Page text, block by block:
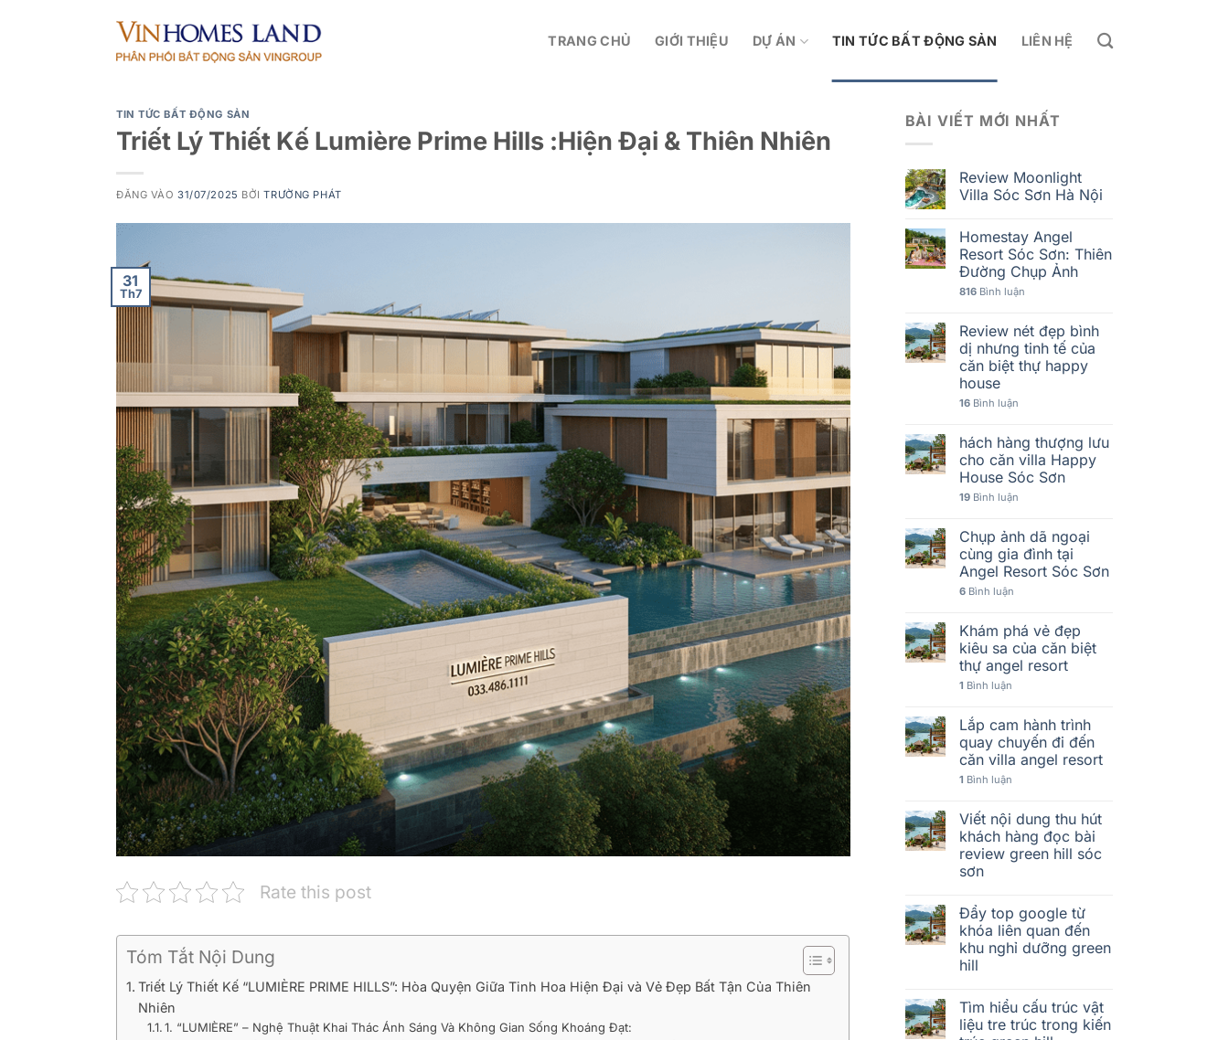
TRANG CHỦ GIỚI THIỆU DỰ ÁN TIN TỨC BẤT ĐỘNG SẢN LIÊN HỆ
TIN TỨC BẤT ĐỘNG SẢN
Triết Lý Thiết Kế Lumière Prime Hills :Hiện Đại & Thiên Nhiên
ĐĂNG VÀO31/07/2025 BỞITRƯỜNG PHÁT
31
Th7
Rate this post
Tóm Tắt Nội Dung
Triết Lý Thiết Kế “LUMIÈRE PRIME HILLS”: Hòa Quyện Giữa Tinh Hoa Hiện Đại và Vẻ Đẹp Bất Tận Của Thiên
Nhiên
1. “LUMIÈRE” – Nghệ Thuật Khai Thác Ánh Sáng Và Không Gian Sống Khoáng Đạt:
BÀI VIẾT MỚI NHẤT
Review Moonlight
Villa Sóc Sơn Hà Nội
Homestay Angel
Resort Sóc Sơn: Thiên
Đường Chụp Ảnh
816Bình luận
Review nét đẹp bình
dị nhưng tinh tế của
căn biệt thự happy
house
16Bình luận
hách hàng thượng lưu
cho căn villa Happy
House Sóc Sơn
19Bình luận
Chụp ảnh dã ngoại
cùng gia đình tại
Angel Resort Sóc Sơn
6Bình luận
Khám phá vẻ đẹp
kiêu sa của căn biệt
thự angel resort
1 Bình luận
Lắp cam hành trình
quay chuyến đi đến
căn villa angel resort
1 Bình luận
Viết nội dung thu hút
khách hàng đọc bài
review green hill sóc
sơn
Đẩy top google từ
khóa liên quan đến
khu nghỉ dưỡng green
hill
Tìm hiểu cấu trúc vật
liệu tre trúc trong kiến